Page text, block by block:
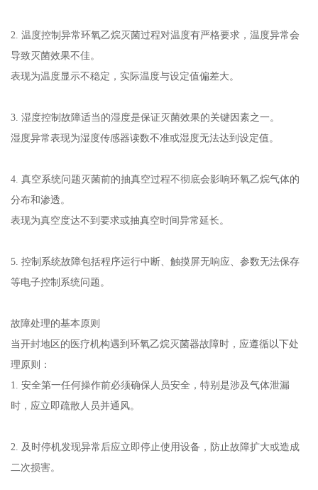
2. 温度控制异常环氧乙烷灭菌过程对温度有严格要求，温度异常会
导致灭菌效果不佳。
表现为温度显示不稳定，实际温度与设定值偏差大。
3. 湿度控制故障适当的湿度是保证灭菌效果的关键因素之一。
湿度异常表现为湿度传感器读数不准或湿度无法达到设定值。
4. 真空系统问题灭菌前的抽真空过程不彻底会影响环氧乙烷气体的
分布和渗透。
表现为真空度达不到要求或抽真空时间异常延长。
5. 控制系统故障包括程序运行中断、触摸屏无响应、参数无法保存
等电子控制系统问题。
故障处理的基本原则
当开封地区的医疗机构遇到环氧乙烷灭菌器故障时，应遵循以下处
理原则：
1. 安全第一任何操作前必须确保人员安全，特别是涉及气体泄漏
时，应立即疏散人员并通风。
2. 及时停机发现异常后应立即停止使用设备，防止故障扩大或造成
二次损害。